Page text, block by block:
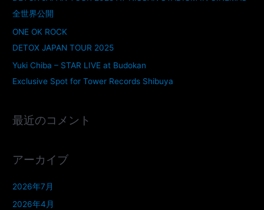
全世界公開
ONE OK ROCK
DETOX JAPAN TOUR 2025
Yuki Chiba – STAR LIVE at Budokan
Exclusive Spot for Tower Records Shibuya
最近のコメント
アーカイブ
2026年7月
2026年4月